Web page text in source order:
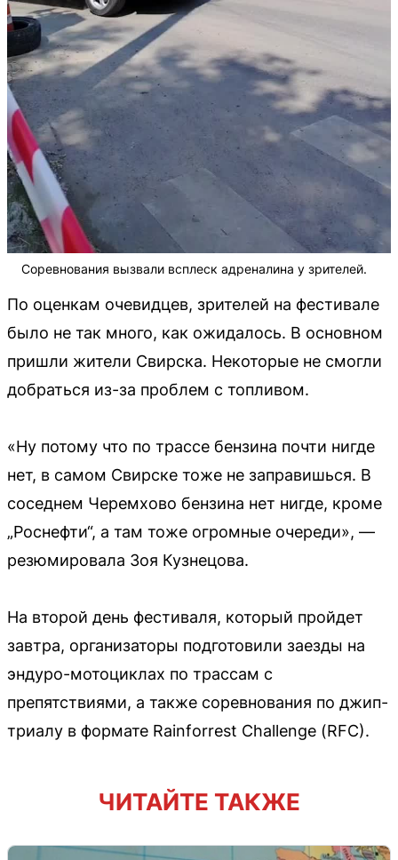
Соревнования вызвали всплеск адреналина у зрителей.
По оценкам очевидцев, зрителей на фестивале
было не так много, как ожидалось. В основном
пришли жители Свирска. Некоторые не смогли
добраться из-за проблем с топливом.
«Ну потому что по трассе бензина почти нигде
нет, в самом Свирске тоже не заправишься. В
соседнем Черемхово бензина нет нигде, кроме
„Роснефти“, а там тоже огромные очереди», —
резюмировала Зоя Кузнецова.
На второй день фестиваля, который пройдет
завтра, организаторы подготовили заезды на
эндуро-мотоциклах по трассам с
препятствиями, а также соревнования по джип-
триалу в формате Rainforrest Challenge (RFC).
ЧИТАЙТЕ ТАКЖЕ